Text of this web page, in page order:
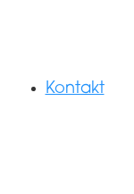
Kontakt